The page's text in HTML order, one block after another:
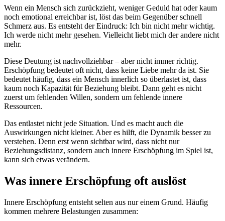
Wenn ein Mensch sich zurückzieht, weniger Geduld hat oder kaum
noch emotional erreichbar ist, löst das beim Gegenüber schnell
Schmerz aus. Es entsteht der Eindruck: Ich bin nicht mehr wichtig.
Ich werde nicht mehr gesehen. Vielleicht liebt mich der andere nicht
mehr.
Diese Deutung ist nachvollziehbar – aber nicht immer richtig.
Erschöpfung bedeutet oft nicht, dass keine Liebe mehr da ist. Sie
bedeutet häufig, dass ein Mensch innerlich so überlastet ist, dass
kaum noch Kapazität für Beziehung bleibt. Dann geht es nicht
zuerst um fehlenden Willen, sondern um fehlende innere
Ressourcen.
Das entlastet nicht jede Situation. Und es macht auch die
Auswirkungen nicht kleiner. Aber es hilft, die Dynamik besser zu
verstehen. Denn erst wenn sichtbar wird, dass nicht nur
Beziehungsdistanz, sondern auch innere Erschöpfung im Spiel ist,
kann sich etwas verändern.
Was innere Erschöpfung oft auslöst
Innere Erschöpfung entsteht selten aus nur einem Grund. Häufig
kommen mehrere Belastungen zusammen: